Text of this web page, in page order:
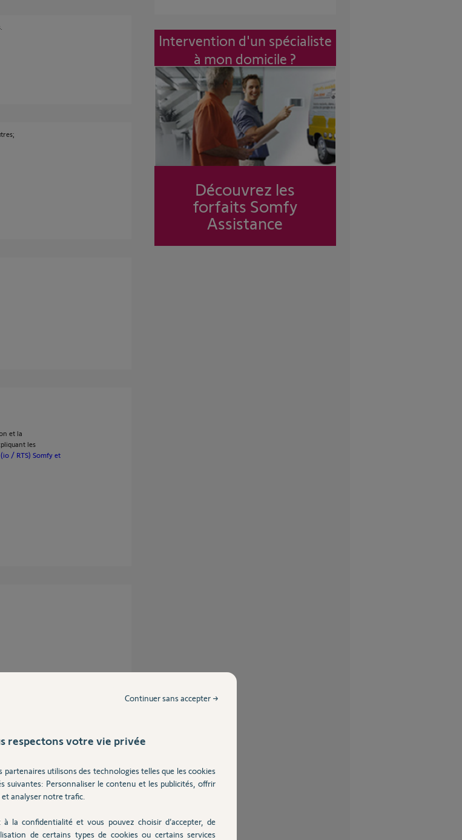
et la
les
/ RTS) Somfy et
Intervention d'un spécialiste
à mon domicile ?
Découvrez les
forfaits Somfy
Assistance
respectons votre vie privée
partenaires utilisons des technologies telles que les cookies
suivantes: Personnaliser le contenu et les publicités, offrir
analyser notre trafic.
la confidentialité et vous pouvez choisir d’accepter, de
de certains types de cookies ou certains services
Continuer sans accepter →